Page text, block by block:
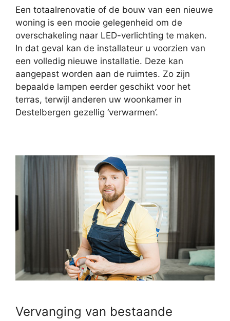
Een totaalrenovatie of de bouw van een nieuwe
woning is een mooie gelegenheid om de
overschakeling naar LED-verlichting te maken.
In dat geval kan de installateur u voorzien van
een volledig nieuwe installatie. Deze kan
aangepast worden aan de ruimtes. Zo zijn
bepaalde lampen eerder geschikt voor het
terras, terwijl anderen uw woonkamer in
Destelbergen gezellig ‘verwarmen’.
Vervanging van bestaande